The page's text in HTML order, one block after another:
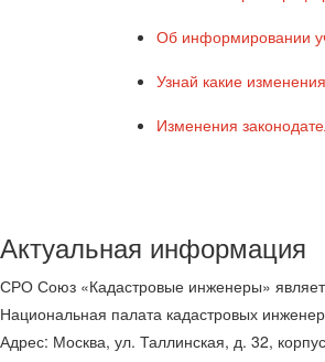
Об информировании
Узнай какие
Изменения
Актуальная информация
СРО Союз «Кадастровые инженеры»
Национальная палата кадастровых
Адрес: Москва, ул. Таллинская, д. 32,